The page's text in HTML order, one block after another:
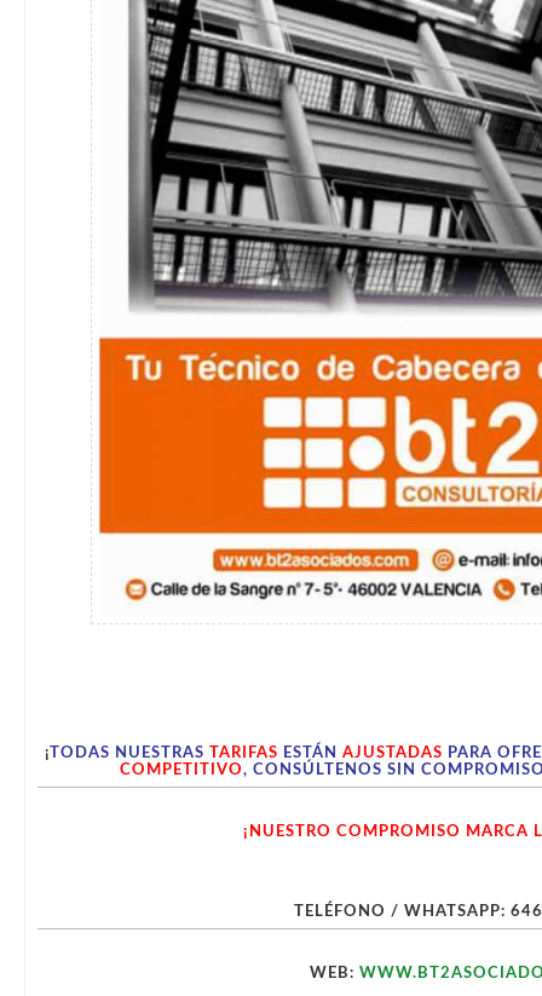
¡TODAS NUESTRASTARIFAS ESTÁNAJUSTADAS PARA
COMPETITIVO, CONSÚLTENOS SIN
¡NUESTRO COMPROMISO MARCA
TELÉFONO / WHATSAPP:
WEB: